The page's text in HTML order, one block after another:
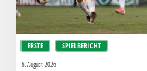
ERSTE SPIELBERICHT
6. August 2026